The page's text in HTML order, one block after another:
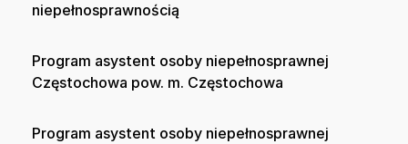
niepełnosprawnością
Program asystent osoby niepełnosprawnej
Częstochowa pow. m. Częstochowa
Program asystent osoby niepełnosprawnej